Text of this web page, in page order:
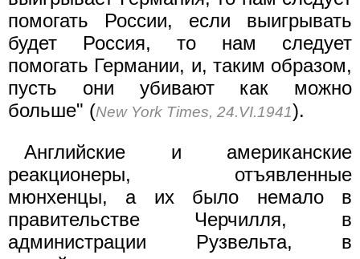
помогать России, если выигрывать
будет Россия, то нам следует
помогать Германии, и, таким образом,
пусть они убивают как можно
больше" (New York Times, 24.VI.1941).
Английские и американские
реакционеры, отъявленные
мюнхенцы, а их было немало в
правительстве Черчилля, в
администрации Рузвельта, в